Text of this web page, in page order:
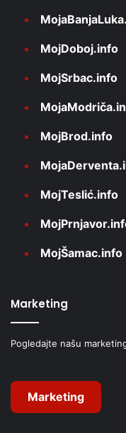
MojDoboj.info
MojSrbac.info
MojBrod.info
MojTeslić.info
MojŠamac.info
Marketing
Pogledajte našu
Marketing